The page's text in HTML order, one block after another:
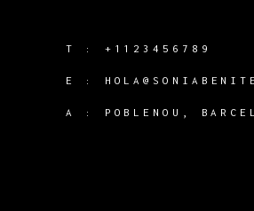
T : +1123456789
E :
A : POBLENOU,